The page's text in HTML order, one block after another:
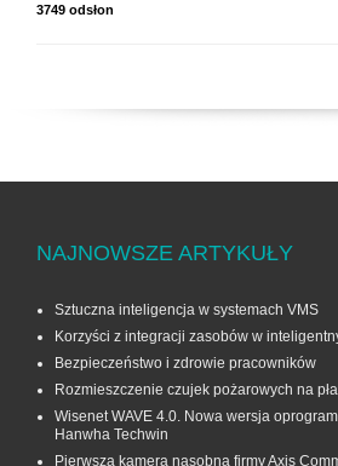
3749 odsłon
NAJNOWSZE ARTYKUŁY
Sztuczna inteligencja w systemach VMS
Korzyści z integracji zasobów w
Bezpieczeństwo i zdrowie pracowników
Rozmieszczenie czujek pożarowych na
Wisenet WAVE 4.0. Nowa wersja
Hanwha Techwin
Pierwsza kamera nasobna firmy Axis